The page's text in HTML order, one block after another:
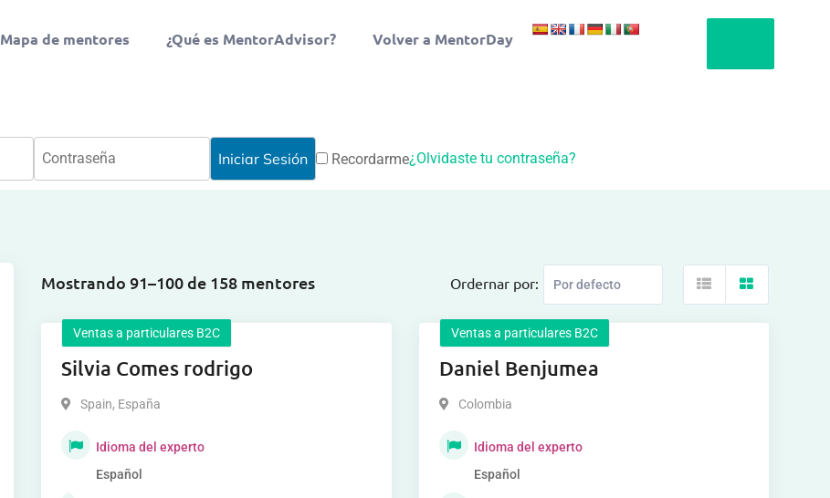
Mapa de mentores ¿Qué es MentorAdvisor? Volver a MentorDay
Recordarme¿Olvidaste tu contraseña?
Mostrando 91–100 de 158 mentores Ordernar por:
Ventas a particulares B2C
Silvia Comes rodrigo
Spain, España
Idioma del experto
Español
Ventas a particulares B2C
Daniel Benjumea
Colombia
Idioma del experto
Español